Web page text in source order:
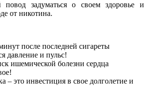
повод задуматься о своем здоровье и
от никотина.
после последней сигареты
давление и пульс!
ишемической болезни сердца
– это инвестиция в свое долголетие и